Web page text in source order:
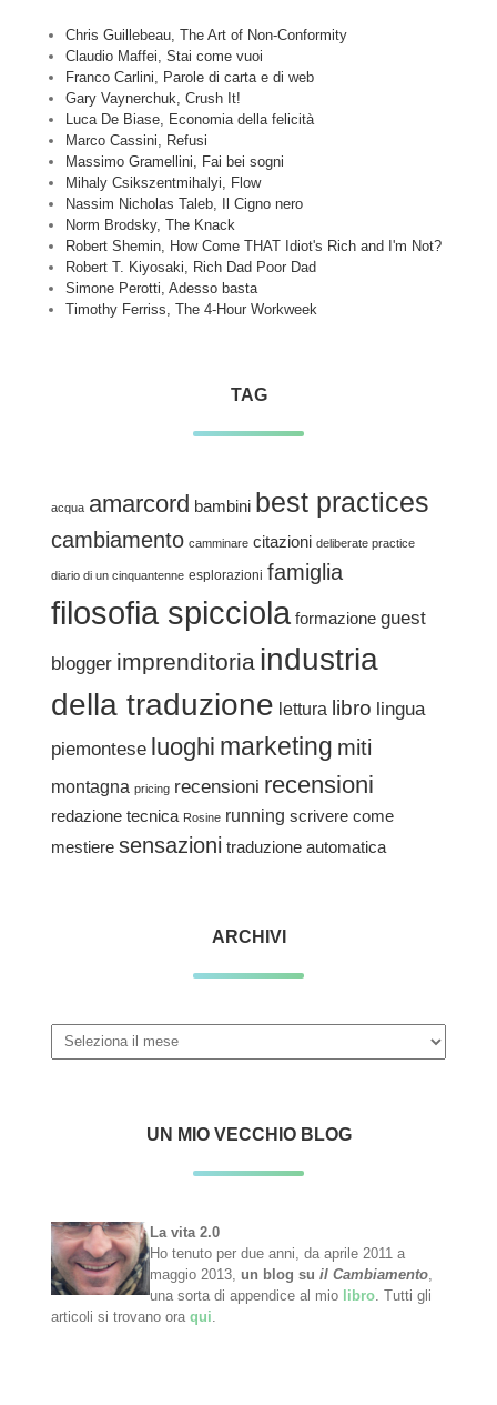
Chris Guillebeau, The Art of Non-Conformity
Claudio Maffei, Stai come vuoi
Franco Carlini, Parole di carta e di web
Gary Vaynerchuk, Crush It!
Luca De Biase, Economia della felicità
Marco Cassini, Refusi
Massimo Gramellini, Fai bei sogni
Mihaly Csikszentmihalyi, Flow
Nassim Nicholas Taleb, Il Cigno nero
Norm Brodsky, The Knack
Robert Shemin, How Come THAT Idiot's Rich and I'm Not?
Robert T. Kiyosaki, Rich Dad Poor Dad
Simone Perotti, Adesso basta
Timothy Ferriss, The 4-Hour Workweek
TAG
acqua amarcord bambini best practices
cambiamento camminare citazioni deliberate practice
diario di un cinquantenne esplorazioni famiglia
filosofia spicciola formazione guest
blogger imprenditoria industria
della traduzione lettura libro lingua
piemontese luoghi marketing miti
montagna pricing recensioni recensioni
redazione tecnica Rosine running scrivere come
mestiere sensazioni traduzione automatica
ARCHIVI
Archivi
UN MIO VECCHIO BLOG
La vita 2.0
Ho tenuto per due anni, da aprile 2011 a
maggio 2013,un blog suil Cambiamento
una sorta di appendice al mio libro . Tutti gli
articoli si trovano oraqui